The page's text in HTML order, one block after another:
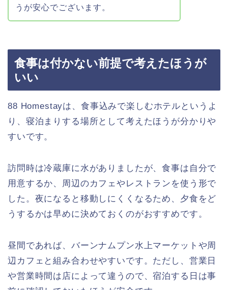
うが安心でございます。
食事は付かない前提で考えたほうが
いい
88 Homestayは、食事込みで楽しむホテルというよ
り、寝泊まりする場所として考えたほうが分かりや
すいです。
訪問時は冷蔵庫に水がありましたが、食事は自分で
用意するか、周辺のカフェやレストランを使う形で
した。夜になると移動しにくくなるため、夕食をど
うするかは早めに決めておくのがおすすめです。
昼間であれば、バーンナムプン水上マーケットや周
辺カフェと組み合わせやすいです。ただし、営業日
や営業時間は店によって違うので、宿泊する日は事